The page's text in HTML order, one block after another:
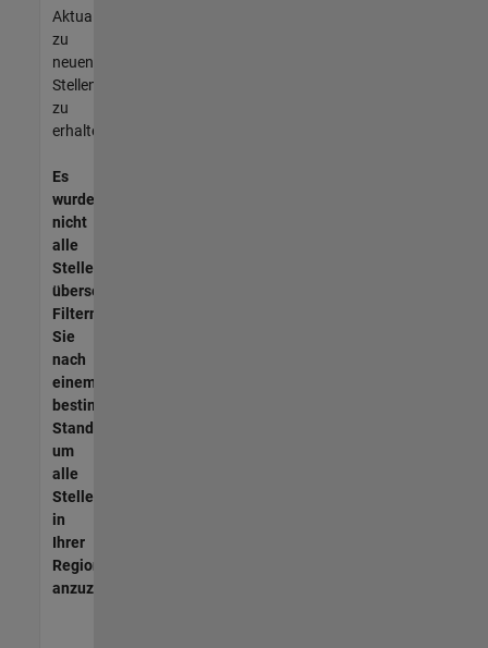
Aktualisierungen
zu
neuen
Stellenangeboten
zu
erhalten.
Es
wurden
nicht
alle
Stellen
übersetzt.
Filtern
Sie
nach
einem
bestimmten
Standort,
um
alle
Stellenangebote
in
Ihrer
Region
anzuzeigen.